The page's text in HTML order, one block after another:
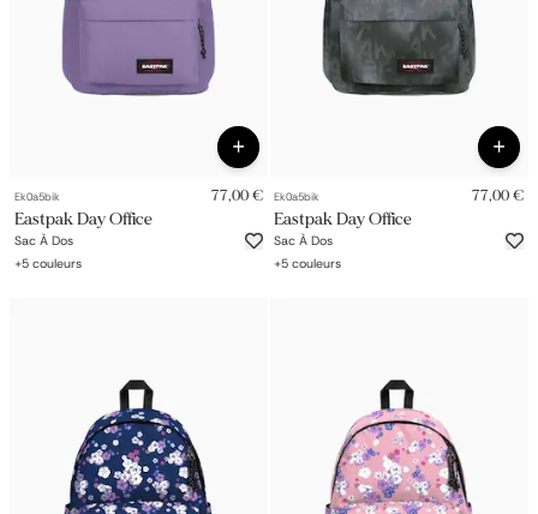
Ek0a5bik 77,00 €
Eastpak Day Office
Sac À Dos
+5 couleurs
Ek0a5bik 77,00 €
Eastpak Day Office
Sac À Dos
+5 couleurs